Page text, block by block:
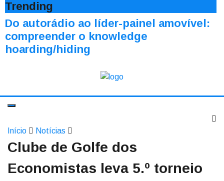
Trending
Do autorádio ao líder-painel amovível:
compreender o knowledge
hoarding/hiding
Início Notícias
Clube de Golfe dos
Economistas leva 5.º torneio